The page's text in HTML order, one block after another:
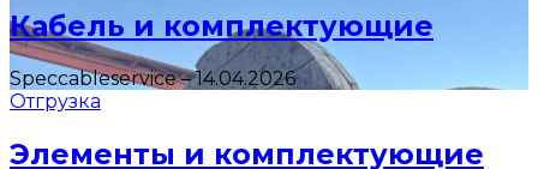
Кабель и комплектующие
Speccableservice–14.04.2026
Отгрузка
Элементы и комплектующие